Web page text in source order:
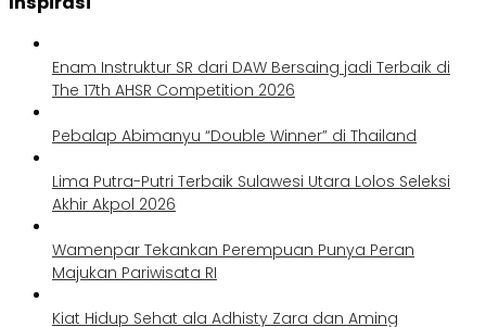
Enam Instruktur SR dari DAW Bersaing jadi Terbaik di
The 17th AHSR Competition 2026
Pebalap Abimanyu “Double Winner” di Thailand
Lima Putra-Putri Terbaik Sulawesi Utara Lolos Seleksi
Akhir Akpol 2026
Wamenpar Tekankan Perempuan Punya Peran
Majukan Pariwisata RI
Kiat Hidup Sehat ala Adhisty Zara dan Aming